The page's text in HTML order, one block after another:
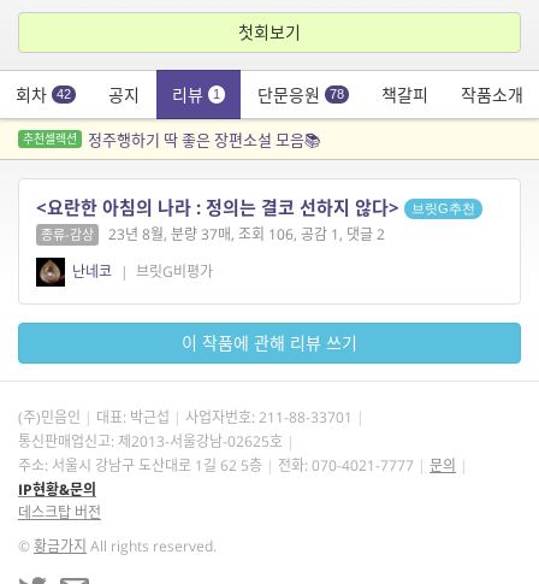
첫회보기
회차 42 공지 리뷰 1 단문응원 78 책갈피 작품소개
추천셀렉션 정주행하기 딱 좋은 장편소설 모음📚
<요란한 아침의 나라 : 정의는 결코 선하지 않다> 브릿G추천
종류-감상
23년 8월, 분량 37매, 조회 106, 공감 1, 댓글 2
난네코 | 브릿G비평가
이 작품에 관해 리뷰 쓰기
(주)민음인 대표: 박근섭 사업자번호: 211-88-33701
통신판매업신고: 제2013-서울강남-02625호
주소: 서울시 강남구 도산대로 1길 62 5층
전화: 070-4021-7777
문의
IP현황&문의
데스크탑 버전
©황금가지 All rights reserved.